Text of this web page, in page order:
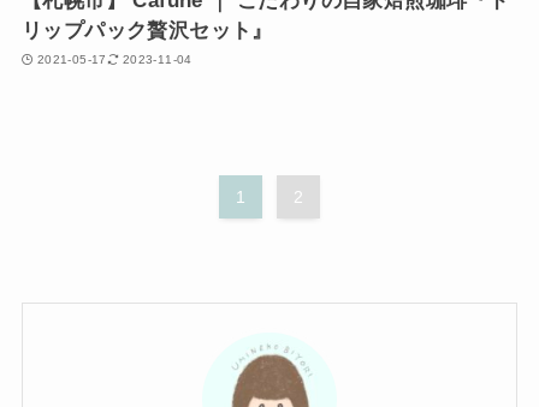
リップパック贅沢セット』
2021-05-17 2023-11-04
1 2